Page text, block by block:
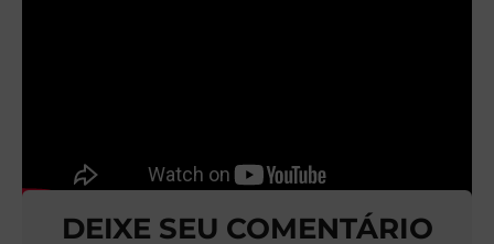
DEIXE SEU COMENTÁRIO